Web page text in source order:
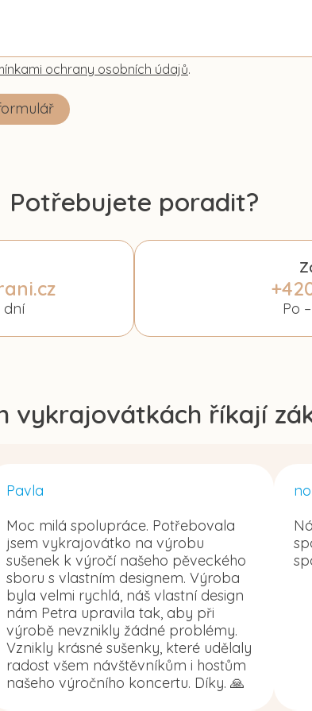
ochrany osobních údajů.
Potřebujete poradit?
dní Po
vykrajovátkách říkají
Pavla
Moc milá spolupráce. Potřebovala
jsem vykrajovátko na výrobu
sušenek k výročí našeho pěveckého
sboru s vlastním designem. Výroba
byla velmi rychlá, náš vlastní design
nám Petra upravila tak, aby při
výrobě nevznikly žádné problémy.
Vznikly krásné sušenky, které udělaly
radost všem návštěvníkům i hostům
našeho výročního koncertu. Díky. 🙏